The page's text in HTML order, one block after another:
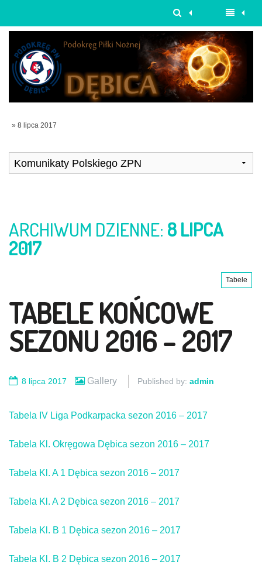
» 8 lipca 2017
ARCHIWUM DZIENNE: 8 LIPCA
2017
Tabele
TABELE KOŃCOWE
SEZONU 2016 – 2017
8 lipca 2017 Gallery Published by: admin
Tabela IV Liga Podkarpacka sezon 2016 – 2017
Tabela Kl. Okręgowa Dębica sezon 2016 – 2017
Tabela Kl. A 1 Dębica sezon 2016 – 2017
Tabela Kl. A 2 Dębica sezon 2016 – 2017
Tabela Kl. B 1 Dębica sezon 2016 – 2017
Tabela Kl. B 2 Dębica sezon 2016 – 2017